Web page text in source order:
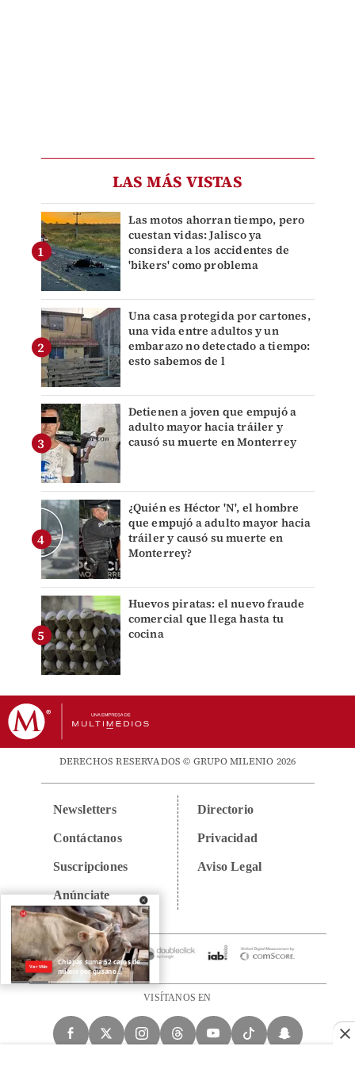
LAS MÁS VISTAS
Las motos ahorran tiempo, pero
cuestan vidas: Jalisco ya
considera a los accidentes de
'bikers' como problema
Una casa protegida por cartones,
una vida entre adultos y un
embarazo no detectado a tiempo:
esto sabemos de l
Detienen a joven que empujó a
adulto mayor hacia tráiler y
causó su muerte en Monterrey
¿Quién es Héctor 'N', el hombre
que empujó a adulto mayor hacia
tráiler y causó su muerte en
Monterrey?
Huevos piratas: el nuevo fraude
comercial que llega hasta tu
cocina
DERECHOS RESERVADOS © GRUPO MILENIO 2026
Newsletters
Contáctanos
Suscripciones
Anúnciate
Directorio
Privacidad
Aviso Legal
VISÍTANOS EN